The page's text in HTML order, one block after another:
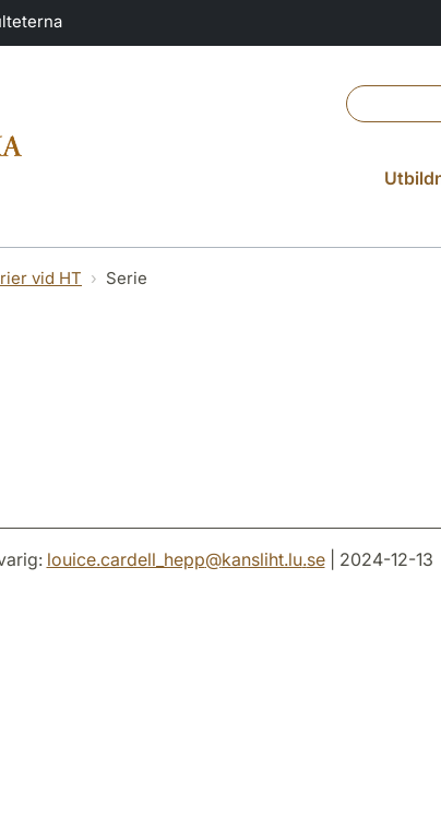
vid HT Serie
louice.cardell_hepp@kansliht.lu.se| 2024-12-13